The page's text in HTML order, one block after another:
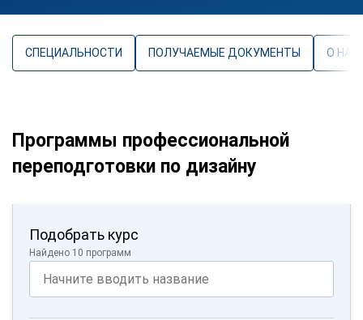
СПЕЦИАЛЬНОСТИ ПОЛУЧАЕМЫЕ ДОКУМЕНТЫ О
Программы профессиональной
переподготовки по дизайну
Подобрать курс
Найдено 10 программ